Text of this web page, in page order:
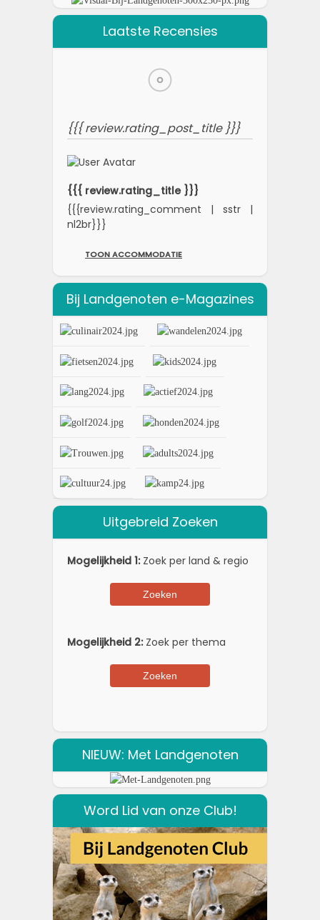
Laatste Recensies
{{{ review.rating_post_title }}}
{{{ review.rating_title }}}
{{{review.rating_comment | sstr |
nl2br}}}
TOON ACCOMMODATIE
Bij Landgenoten e-Magazines
Uitgebreid Zoeken
Mogelijkheid 1:Zoek per land & regio
Mogelijkheid 2:Zoek per thema
NIEUW: Met Landgenoten
Word Lid van onze Club!